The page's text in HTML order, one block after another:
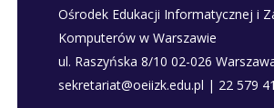
Ośrodek Edukacji Informatycznej i
Komputerów w Warszawie
ul. Raszyńska 8/10 02-026
sekretariat@oeiizk.edu.pl | 22 579